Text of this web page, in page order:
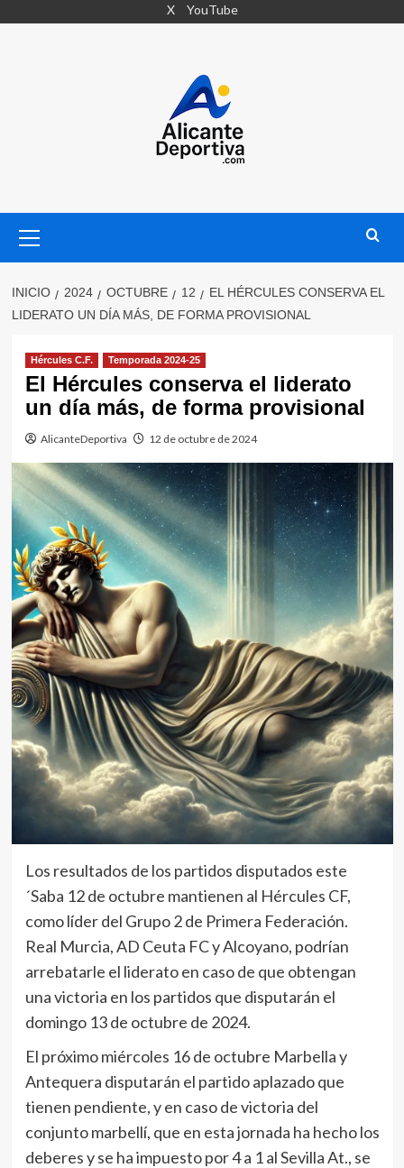
X YouTube
primario
INICIO 2024 OCTUBRE 12
EL HÉRCULES CONSERVA EL
LIDERATO UN DÍA MÁS, DE FORMA PROVISIONAL
Hércules C.F. Temporada 2024-25
El Hércules conserva el liderato
un día más, de forma provisional
AlicanteDeportiva 12 de octubre de 2024
Los resultados de los partidos disputados este
´Saba 12 de octubre mantienen al Hércules CF,
como líder del Grupo 2 de Primera Federación.
Real Murcia, AD Ceuta FC y Alcoyano, podrían
arrebatarle el liderato en caso de que obtengan
una victoria en los partidos que disputarán el
domingo 13 de octubre de 2024.
El próximo miércoles 16 de octubre Marbella y
Antequera disputarán el partido aplazado que
tienen pendiente, y en caso de victoria del
conjunto marbellí, que en esta jornada ha hecho los
deberes y se ha impuesto por 4 a 1 al Sevilla At., se